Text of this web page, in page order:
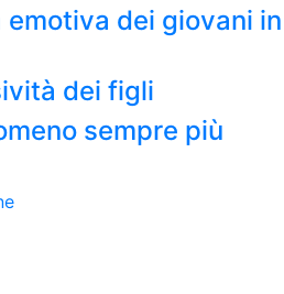
emotiva dei giovani in
dei figli
sempre più